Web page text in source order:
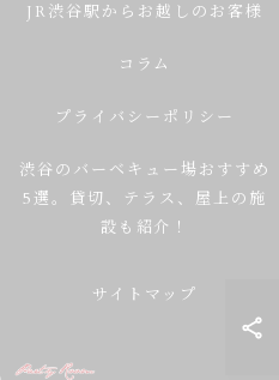
JR渋谷駅からお越しのお客様
コラム
プライバシーポリシー
渋谷のバーベキュー場おすすめ
5選。貸切、テラス、屋上の施
設も紹介！
サイトマップ